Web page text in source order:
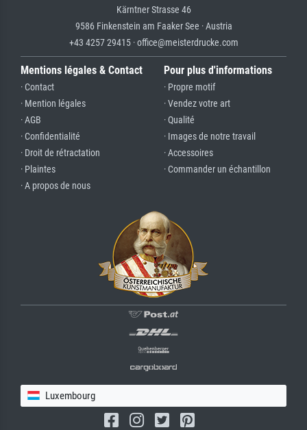
Kärntner Strasse 46
9586 Finkenstein am Faaker See · Austria
+43 4257 29415 · office@meisterdrucke.com
Mentions légales & Contact
· Contact
· Mention légales
· AGB
· Confidentialité
· Droit de rétractation
· Plaintes
· A propos de nous
Pour plus d'informations
· Propre motif
· Vendez votre art
· Qualité
· Images de notre travail
· Accessoires
· Commander un échantillon
Luxembourg